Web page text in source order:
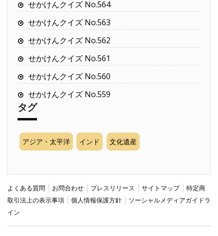
せかけんクイズ No.564
せかけんクイズ No.563
せかけんクイズ No.562
せかけんクイズ No.561
せかけんクイズ No.560
せかけんクイズ No.559
タグ
アジア・太平洋 インド 文化遺産
よくある質問 お問合わせ プレスリリース サイトマップ
特定商
取引法上の表示事項
個人情報保護方針
ソーシャルメディアガイドラ
イン